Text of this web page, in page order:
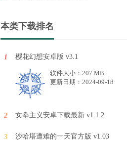
本类下载排名
1 樱花幻想安卓版 v3.1
软件大小：207 MB
更新日期：2024-09-18
2 女拳主义安卓下载最新 v1.1.2
3 沙哈塔遭难的一天官方版 v1.03